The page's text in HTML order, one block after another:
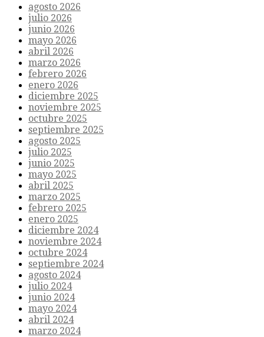
agosto 2026
julio 2026
junio 2026
mayo 2026
abril 2026
marzo 2026
febrero 2026
enero 2026
diciembre 2025
noviembre 2025
octubre 2025
septiembre 2025
agosto 2025
julio 2025
junio 2025
mayo 2025
abril 2025
marzo 2025
febrero 2025
enero 2025
diciembre 2024
noviembre 2024
octubre 2024
septiembre 2024
agosto 2024
julio 2024
junio 2024
mayo 2024
abril 2024
marzo 2024